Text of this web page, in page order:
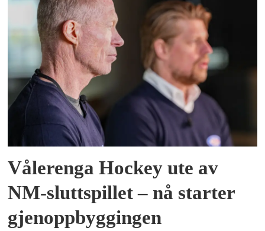
Vålerenga Hockey ute av
NM-sluttspillet – nå starter
gjenoppbyggingen